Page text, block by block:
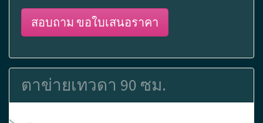
สอบถาม ขอใบเสนอราคา
ตาข่ายเทวดา 90 ซม.